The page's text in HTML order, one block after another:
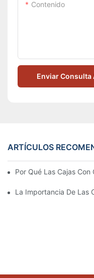
Contenido
Enviar Consulta
ARTÍCULOS
Por Qué Las Cajas
La Importancia De Las